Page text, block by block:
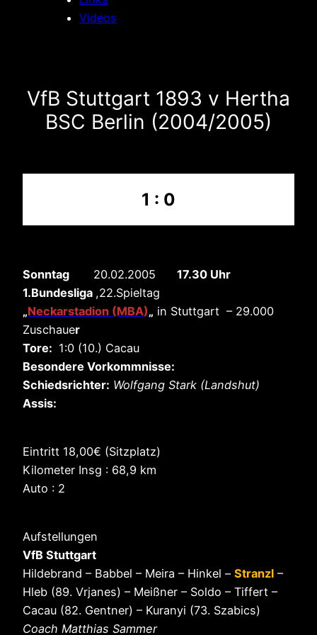
Videos
VfB Stuttgart 1893 v Hertha
BSC Berlin (2004/2005)
1 : 0
Sonntag 20.02.2005 17.30 Uhr
1.Bundesliga ,22.Spieltag
„Neckarstadion (MBA)„ in Stuttgart – 29.000
Zuschauer
Tore: 1:0 (10.) Cacau
Besondere Vorkommnisse:
Schiedsrichter: Wolfgang Stark (Landshut)
Assis:
Eintritt 18,00€ (Sitzplatz)
Kilometer Insg : 68,9 km
Auto : 2
Aufstellungen
VfB Stuttgart
Hildebrand – Babbel – Meira – Hinkel – Stranzl –
Hleb (89. Vrjanes) – Meißner – Soldo – Tiffert –
Cacau (82. Gentner) – Kuranyi (73. Szabics)
Coach Matthias Sammer